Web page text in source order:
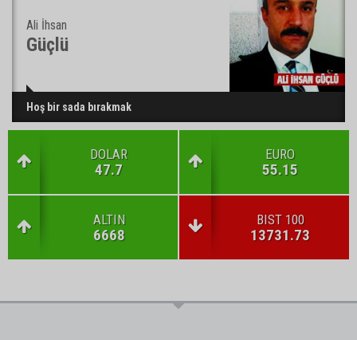
Ali İhsan
Güçlü
Hoş bir sada bırakmak
DOLAR
47.7
EURO
55.15
ALTIN
6668
BIST 100
13731.73